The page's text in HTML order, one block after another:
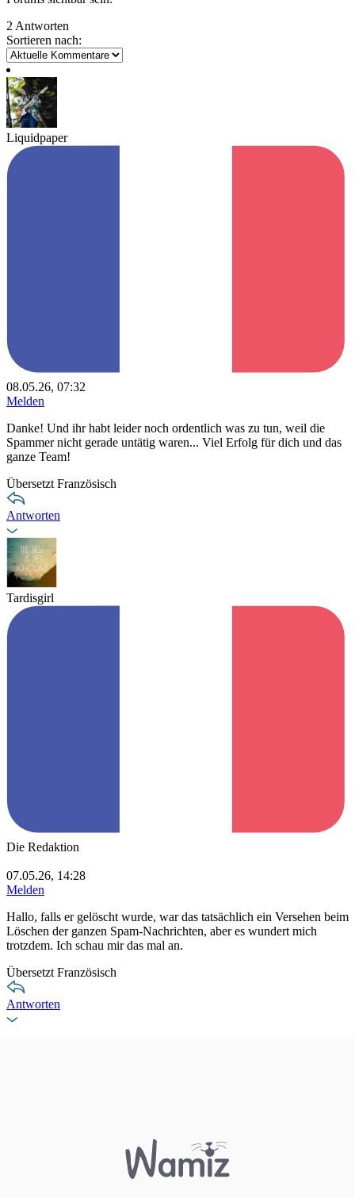
2 Antworten
Sortieren nach:
Liquidpaper
08.05.26, 07:32
Melden
Danke! Und ihr habt leider noch ordentlich was zu tun, weil die
Spammer nicht gerade untätig waren... Viel Erfolg für dich und das
ganze Team!
Übersetzt Französisch
Antworten
Tardisgirl
Die Redaktion
07.05.26, 14:28
Melden
Hallo, falls er gelöscht wurde, war das tatsächlich ein Versehen beim
Löschen der ganzen Spam-Nachrichten, aber es wundert mich
trotzdem. Ich schau mir das mal an.
Übersetzt Französisch
Antworten